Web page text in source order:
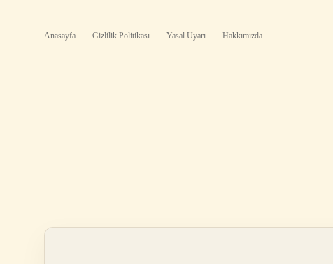
Anasayfa Gizlilik Politikası Yasal Uyarı Hakkımızda